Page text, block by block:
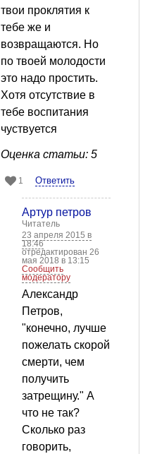
твои проклятия к
тебе же и
возвращаются. Но
по твоей молодости
это надо простить.
Хотя отсутствие в
тебе воспитания
чуствуется
Оценка статьи: 5
1 Ответить
Артур петров
Читатель
23 апреля 2015 в
18:46
отредактирован 26
мая 2018 в 13:15
Сообщить
модератору
Александр
Петров,
"конечно, лучше
пожелать скорой
смерти, чем
получить
затрещину." А
что не так?
Сколько раз
говорить,